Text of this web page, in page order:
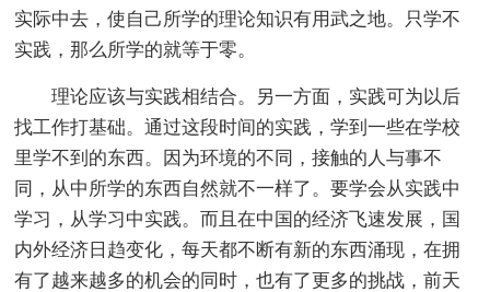
实际中去，使自己所学的理论知识有用武之地。只学不
实践，那么所学的就等于零。
理论应该与实践相结合。另一方面，实践可为以后
找工作打基础。通过这段时间的实践，学到一些在学校
里学不到的东西。因为环境的不同，接触的人与事不
同，从中所学的东西自然就不一样了。要学会从实践中
学习，从学习中实践。而且在中国的经济飞速发展，国
内外经济日趋变化，每天都不断有新的东西涌现，在拥
有了越来越多的机会的同时，也有了更多的挑战，前天